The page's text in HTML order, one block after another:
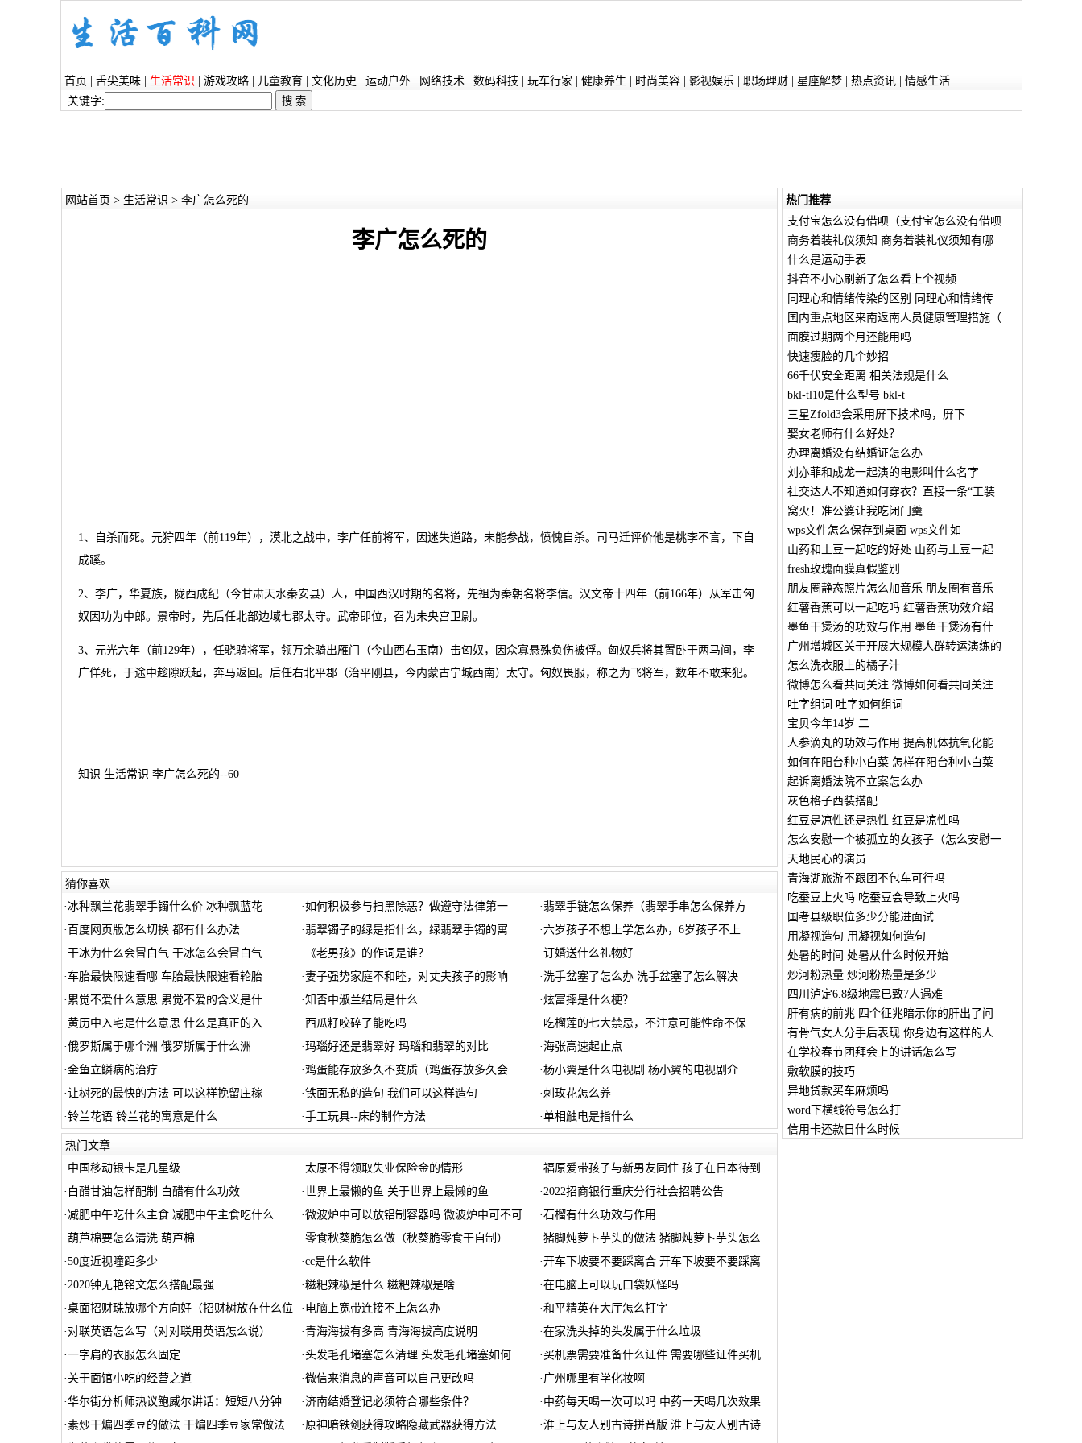
首页 舌尖美味| 生活常识 游戏攻略| 儿童教育| 文化历史 运动户外| 网络技术| 数码科技 玩车行家 健康养生 时尚美容| 影视娱乐 职场理财| 星座解梦| 热点资讯| 情感生活
关键字:
网站首页 > 生活常识 > 李广怎么死的
李广怎么死的
1、自杀而死。元狩四年（前119年），漠北之战中，李广任前将军，因迷失道路，未能参战，愤愧自杀。司马迁评价他是桃李不言，下自
成蹊。
2、李广，华夏族，陇西成纪（今甘肃天水秦安县）人，中国西汉时期的名将，先祖为秦朝名将李信。汉文帝十四年（前166年）从军击匈
奴因功为中郎。景帝时，先后任北部边域七郡太守。武帝即位，召为未央宫卫尉。
3、元光六年（前129年），任骁骑将军，领万余骑出雁门（今山西右玉南）击匈奴，因众寡悬殊负伤被俘。匈奴兵将其置卧于两马间，李
广佯死，于途中趁隙跃起，奔马返回。后任右北平郡（治平刚县，今内蒙古宁城西南）太守。匈奴畏服，称之为飞将军，数年不敢来犯。
知识 生活常识 李广怎么死的--60
猜你喜欢
·冰种飘兰花翡翠手镯什么价 冰种飘蓝花 ·如何积极参与扫黑除恶？做遵守法律第一 · 翡翠手链怎么保养（翡翠手串怎么保养方
· 百度网页版怎么切换 都有什么办法 · 翡翠镯子的绿是指什么，绿翡翠手镯的寓 ·六岁孩子不想上学怎么办，6岁孩子不上
·干冰为什么会冒白气 干冰怎么会冒白气 · 《老男孩》的作词是谁？ ·订婚送什么礼物好
·车胎最快限速看哪 车胎最快限速看轮胎 ·妻子强势家庭不和睦，对丈夫孩子的影响 · 洗手盆塞了怎么办 洗手盆塞了怎么解决
· 累觉不爱什么意思 累觉不爱的含义是什 ·知否中淑兰结局是什么 ·炫富摔是什么梗？
·黄历中入宅是什么意思 什么是真正的入 · 西瓜籽咬碎了能吃吗 · 吃榴莲的七大禁忌，不注意可能性命不保
·俄罗斯属于哪个洲 俄罗斯属于什么洲 ·玛瑙好还是翡翠好 玛瑙和翡翠的对比 ·海张高速起止点
·金鱼立鳞病的治疗 ·鸡蛋能存放多久不变质（鸡蛋存放多久会 ·杨小翼是什么电视剧 杨小翼的电视剧介
·让树死的最快的方法 可以这样挽留庄稼 ·铁面无私的造句 我们可以这样造句 ·刺玫花怎么养
·铃兰花语 铃兰花的寓意是什么 ·手工玩具--床的制作方法 ·单相触电是指什么
热门文章
· 中国移动银卡是几星级 ·太原不得领取失业保险金的情形 ·福原爱带孩子与新男友同住 孩子在日本待到
· 白醋甘油怎样配制 白醋有什么功效 ·世界上最懒的鱼 关于世界上最懒的鱼 ·2022招商银行重庆分行社会招聘公告
· 减肥中午吃什么主食 减肥中午主食吃什么 ·微波炉中可以放铝制容器吗 微波炉中可不可 ·石榴有什么功效与作用
·葫芦棉要怎么清洗 葫芦棉 ·零食秋葵脆怎么做（秋葵脆零食干自制） ·猪脚炖萝卜芋头的做法 猪脚炖萝卜芋头怎么
·50度近视瞳距多少 ·cc是什么软件 ·开车下坡要不要踩离合 开车下坡要不要踩离
·2020钟无艳铭文怎么搭配最强 ·糍粑辣椒是什么 糍粑辣椒是啥 ·在电脑上可以玩口袋妖怪吗
·桌面招财珠放哪个方向好（招财树放在什么位 · 电脑上宽带连接不上怎么办 ·和平精英在大厅怎么打字
· 对联英语怎么写（对对联用英语怎么说） ·青海海拔有多高 青海海拔高度说明 ·在家洗头掉的头发属于什么垃圾
·一字肩的衣服怎么固定 ·头发毛孔堵塞怎么清理 头发毛孔堵塞如何 · 买机票需要准备什么证件 需要哪些证件买机
· 关于面馆小吃的经营之道 ·微信来消息的声音可以自己更改吗 · 广州哪里有学化妆啊
·华尔街分析师热议鲍威尔讲话：短短八分钟 ·济南结婚登记必须符合哪些条件？ · 中药每天喝一次可以吗 中药一天喝几次效果
·素炒干煸四季豆的做法 干煸四季豆家常做法 · 原神暗铁剑获得攻略隐藏武器获得方法 ·淮上与友人别古诗拼音版 淮上与友人别古诗
热门推荐
支付宝怎么没有借呗（支付宝怎么没有借呗
商务着装礼仪须知 商务着装礼仪须知有哪
什么是运动手表
抖音不小心刷新了怎么看上个视频
同理心和情绪传染的区别 同理心和情绪传
国内重点地区来南返南人员健康管理措施（
面膜过期两个月还能用吗
快速瘦脸的几个妙招
66千伏安全距离 相关法规是什么
bkl-tl10是什么型号 bkl-t
三星Zfold3会采用屏下技术吗，屏下
娶女老师有什么好处？
办理离婚没有结婚证怎么办
刘亦菲和成龙一起演的电影叫什么名字
社交达人不知道如何穿衣？直接一条“工装
窝火！准公婆让我吃闭门羹
wps文件怎么保存到桌面 wps文件如
山药和土豆一起吃的好处 山药与土豆一起
fresh玫瑰面膜真假鉴别
朋友圈静态照片怎么加音乐 朋友圈有音乐
红薯香蕉可以一起吃吗 红薯香蕉功效介绍
墨鱼干煲汤的功效与作用 墨鱼干煲汤有什
广州增城区关于开展大规模人群转运演练的
怎么洗衣服上的橘子汁
微博怎么看共同关注 微博如何看共同关注
吐字组词 吐字如何组词
宝贝今年14岁 二
人参滴丸的功效与作用 提高机体抗氧化能
如何在阳台种小白菜 怎样在阳台种小白菜
起诉离婚法院不立案怎么办
灰色格子西装搭配
红豆是凉性还是热性 红豆是凉性吗
怎么安慰一个被孤立的女孩子（怎么安慰一
天地民心的演员
青海湖旅游不跟团不包车可行吗
吃蚕豆上火吗 吃蚕豆会导致上火吗
国考县级职位多少分能进面试
用凝视造句 用凝视如何造句
处暑的时间 处暑从什么时候开始
炒河粉热量 炒河粉热量是多少
四川泸定6.8级地震已致7人遇难
肝有病的前兆 四个征兆暗示你的肝出了问
有骨气女人分手后表现 你身边有这样的人
在学校春节团拜会上的讲话怎么写
敷软膜的技巧
异地贷款买车麻烦吗
word下横线符号怎么打
信用卡还款日什么时候